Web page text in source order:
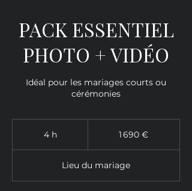
PACK ESSENTIEL
PHOTO + VIDÉO
Idéal pour les mariages courts ou
cérémonies
4 h4
1 690 €
Lieu du mariage